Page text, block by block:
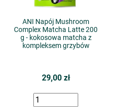
ANI Napój Mushroom
Complex Matcha Latte 200
g - kokosowa matcha z
kompleksem grzybów
29,00 zł